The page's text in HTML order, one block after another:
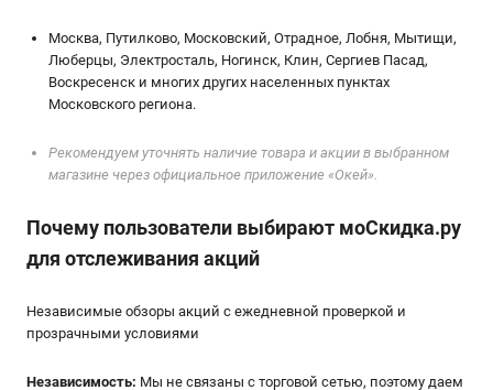
Москва, Путилково, Московский, Отрадное, Лобня, Мытищи,
Люберцы, Электросталь, Ногинск, Клин, Сергиев Пасад,
Воскресенск и многих других населенных пунктах
Московского региона.
Рекомендуем уточнять наличие товара и акции в выбранном
магазине через официальное приложение «Окей».
Почему пользователи выбирают мoСкидка.ру
для отслеживания акций
Независимые обзоры акций с ежедневной проверкой и
прозрачными условиями
Независимость: Мы не связаны с торговой сетью, поэтому даем